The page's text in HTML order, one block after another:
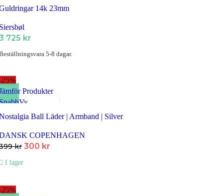
till i Favoriter
14k 23mm
725 kr
5-8 dagar.
25%
Produkter
till i Favoriter
Ball Läder | Armband | Silver
COPENHAGEN
kr Det
300 kr
I lager
25%